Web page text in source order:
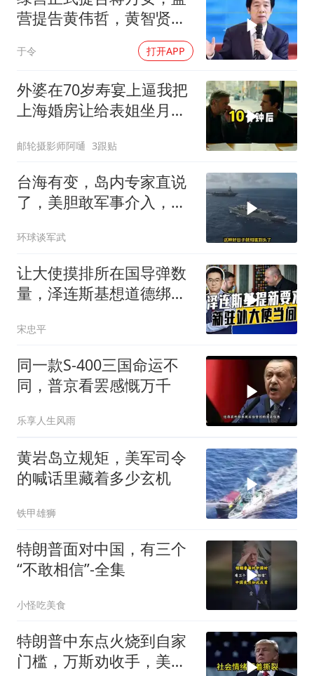
营提告黄伟哲，黄智贤不
于令 打开APP
外婆在70岁寿宴上逼我把
上海婚房让给表姐坐月
邮轮摄影师阿嗵 3跟贴
台海有变，岛内专家直说
了，美胆敢军事介入，战
环球谈军武
让大使摸排所在国导弹数
量，泽连斯基想道德绑架
宋忠平
同一款S-400三国命运不
同，普京看罢感慨万千
乐享人生风雨
黄岩岛立规矩，美军司令
的喊话里藏着多少玄机
铁甲雄狮
特朗普面对中国，有三个
“不敢相信”-全集
小怪吃美食
特朗普中东点火烧到自家
门槛，万斯劝收手，美国